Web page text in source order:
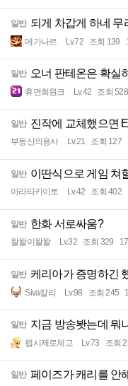
일반 되게 차갑게 하네 무
메가나르 Lv.72 조회 139
일반 오너 판테온은 확실
휴면회원크 Lv.42 조회 528
일반 진작에 교체했으면
부동산의용사 Lv.21 조회 127
일반 이딴식으로 게임 쳐
아라타키이토 Lv.42 조회 402
일반 한화 서로싸움?
왈왈이왈왈 Lv.32 조회 329
일반 케리아가 증명하긴
Siva칼리 Lv.98 조회 245
일반 지금 방송봣는데 뭐
펩시제로체고 Lv.73 조회
일반 페이즈가 캐리를 안